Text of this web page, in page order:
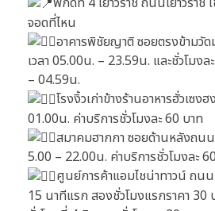
จอดที่ไหน
อาคารพิชัยญาติ ซอยตรงข้ามวัด
เวลา 05.00น. – 23.59น. และชั่วโมงล
– 04.59น.
โรงงิ้วเก่าข้างร้านอาหารฮั่วเซง
01.00น. ค่าบริการชั่วโมงละ 60 บาท
สมาคมฮากกา ซอยด้านหลังถนน
5.00 – 22.00น. ค่าบริการชั่วโมงละ
ศูนย์การค้าแอมไชน่าทาวน์ ถน
15 นาทีแรก สองชั่วโมงแรกราคา 30